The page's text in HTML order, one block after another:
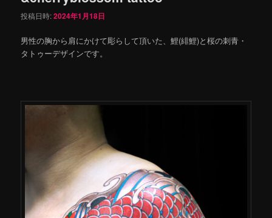
投稿日時:2024年1月18日
男性の胸から肩にかけて彫らして頂いた、鯉(緋鯉)と桜の刺青・
タトゥーデザインです。